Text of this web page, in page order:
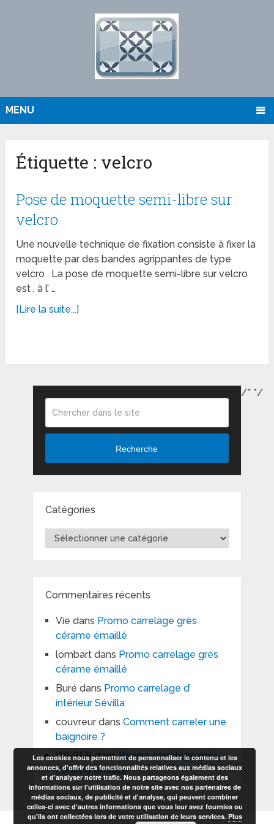
MENU
Étiquette : velcro
Pose de moquette semi-libre sur
velcro
Une nouvelle technique de fixation consiste à fixer la
moquette par des bandes agrippantes de type
velcro . La pose de moquette semi-libre sur velcro
est , à l’ …
[Lire la suite...]
Recherche
Catégories
Catégories
Commentaires récents
Vie dans Promo carrelage grès
cérame émaillé
lombartdans Promo carrelage grès
cérame émaillé
Buré dans Promo carrelage d’
intérieur Sévilla
couvreurdans Comment carreler une
baignoire ?
WEBERdansPromo carrelage grès
cérame émaillé
/* */
Les cookies nous permettent de personnaliser le contenu et les
annonces, d'offrir des fonctionnalités relatives aux médias sociaux
et d'analyser notre trafic. Nous partageons également des
informations sur l'utilisation de notre site avec nos partenaires de
médias sociaux, de publicité et d'analyse, qui peuvent combiner
celles-ci avec d'autres informations que vous leur avez fournies ou
qu'ils ont collectées lors de votre utilisation de leurs services. Plus